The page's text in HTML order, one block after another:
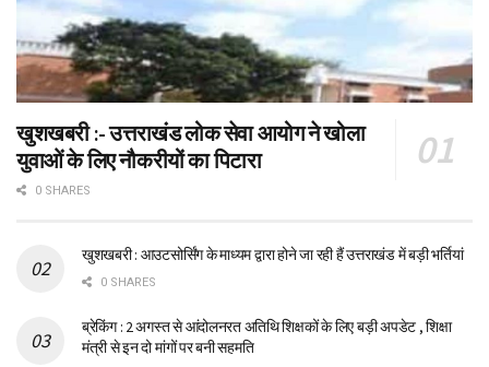
खुशखबरी :- उत्तराखंड लोक सेवा आयोग ने खोला
युवाओं के लिए नौकरीयों का पिटारा
0 SHARES
खुशखबरी : आउटसोर्सिंग के माध्यम द्वारा होने जा रही हैं उत्तराखंड में बड़ी भर्तियां
0 SHARES
ब्रेकिंग : 2 अगस्त से आंदोलनरत अतिथि शिक्षकों के लिए बड़ी अपडेट , शिक्षा
मंत्री से इन दो मांगों पर बनी सहमति